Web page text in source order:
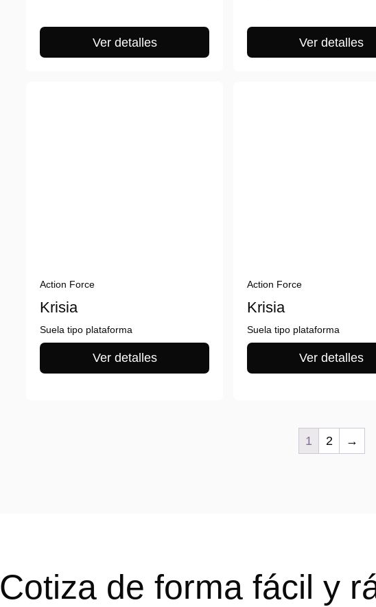
Ver detalles Ver detalles
Action Force
Krisia
Suela tipo plataforma
Ver detalles
Action Force
Krisia
Suela tipo plataforma
Ver detalles
1 2 →
Cotiza de forma fácil y